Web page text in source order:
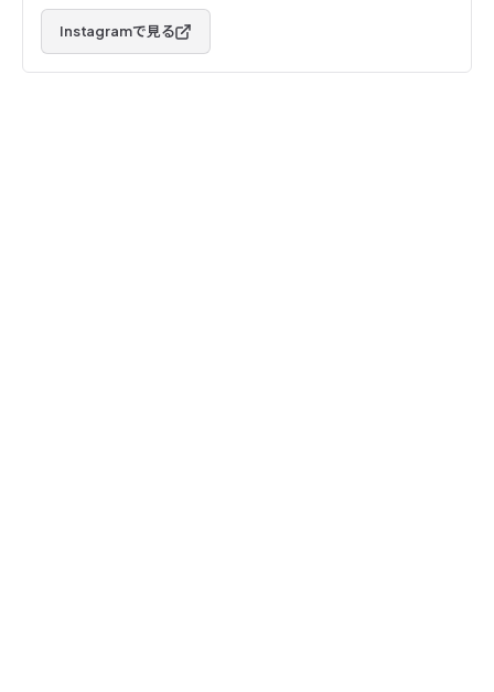
Instagramで見る